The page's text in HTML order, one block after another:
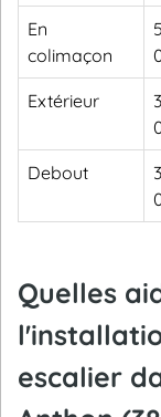
En
colimaçon
Extérieur
Debout
Quelles
escalier